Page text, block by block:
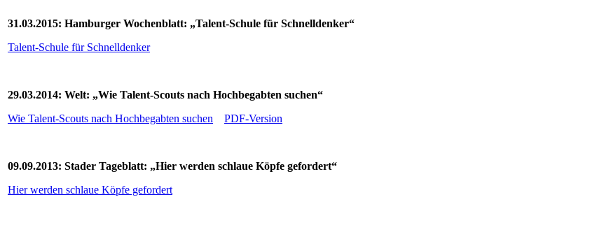
31.03.2015: Hamburger Wochenblatt: „Talent-Schule für Schnelldenker“
Talent-Schule für Schnelldenker
29.03.2014: Welt: „Wie Talent-Scouts nach Hochbegabten suchen“
Wie Talent-Scouts nach Hochbegabten suchen
PDF-Version
09.09.2013: Stader Tageblatt: „Hier werden schlaue Köpfe gefordert“
Hier werden schlaue Köpfe gefordert